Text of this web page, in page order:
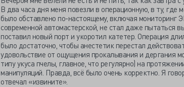
В два часа дня меня повезли в операционную, в ту, где
было обставлено по-настоящему, включая мониторинг
современной автомастерской, не стал даже пытаться
поставил новый порт и укоротил катетер. Операция
было достаточно, чтобы анестетик перестал
удовольствие от ощущения прокалывания и дергания
типу укуса пчелы, главное, что регулярно) на
манипуляций. Правда, всё было очень корректно. Я
отвечал «извините».